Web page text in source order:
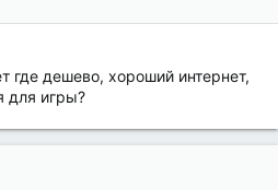
где дешево, хороший интернет,
для игры?